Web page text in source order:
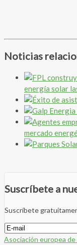
Noticias
energía solar
mercado
Suscríbete a
Suscríbete
Asociación europea